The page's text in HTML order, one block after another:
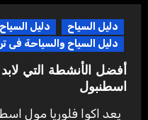
دليل السياح
دليل
دليل السياح والسياحة فى
أفضل الأنشطة التي
اسطنبول
يعد اكوا فلوريا مول اسطنبول واحد من أكبر المراكز